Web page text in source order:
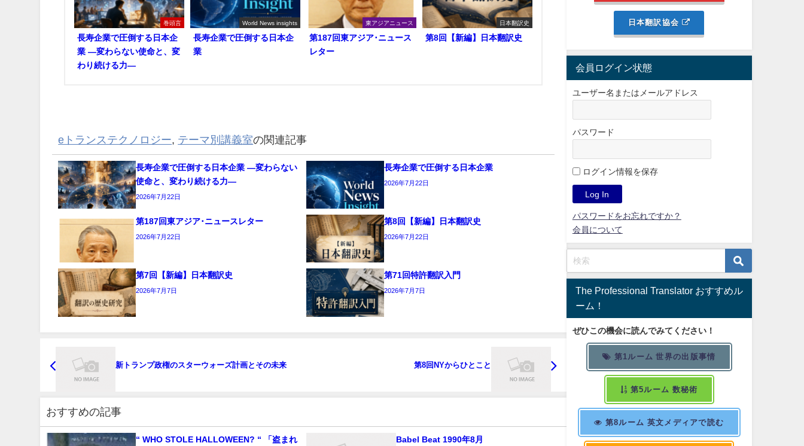
巻頭言
長寿企業で圧倒する日本企
業 ―変わらない使命と、変
わり続ける力―
World News insights
長寿企業で圧倒する日本企
業
東アジアニュース
第187回東アジア･ニュース
レター
日本翻訳史
第8回【新編】日本翻訳史
eトランステクノロジー, テーマ別講義室の関連記事
長寿企業で圧倒する日本企業 ―変わらない
使命と、変わり続ける力―
2026年7月22日
長寿企業で圧倒する日本企業
2026年7月22日
第187回東アジア･ニュースレター
2026年7月22日
第8回【新編】日本翻訳史
2026年7月22日
第7回【新編】日本翻訳史
2026年7月7日
第71回特許翻訳入門
2026年7月7日
新トランプ政権のスターウォーズ計画とその未来 第8回NYからひとこと
おすすめの記事
“ WHO STOLE HALLOWEEN? “ 「盗まれ
Babel Beat 1990年8月
日本翻訳協会
会員ログイン状態
ユーザー名またはメールアドレス
パスワード
ログイン情報を保存
パスワードをお忘れですか？
会員について
The Professional Translator おすすめル
ーム！
ぜひこの機会に読んでみてください！
第1ルーム 世界の出版事情
第5ルーム 数秘術
第8ルーム 英文メディアで読む